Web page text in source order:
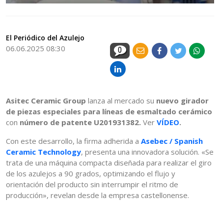
El Periódico del Azulejo
06.06.2025 08:30 0
Asitec Ceramic Group lanza al mercado su nuevo girador
de piezas especiales para líneas de esmaltado cerámico
con número de patente U201931382. Ver VÍDEO.
Con este desarrollo, la firma adherida a Asebec / Spanish
Ceramic Technology, presenta una innovadora solución. «Se
trata de una máquina compacta diseñada para realizar el giro
de los azulejos a 90 grados, optimizando el flujo y
orientación del producto sin interrumpir el ritmo de
producción», revelan desde la empresa castellonense.